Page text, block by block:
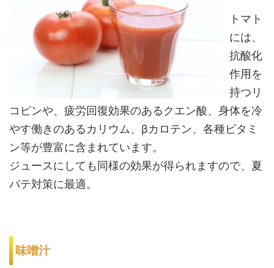
トマト
には、
抗酸化
作用を
持つリ
コピンや、疲労回復効果のあるクエン酸、身体を冷
やす働きのあるカリウム、βカロテン、各種ビタミ
ン等が豊富に含まれています。
ジュースにしても同様の効果が得られますので、夏
バテ対策に最適。
味噌汁